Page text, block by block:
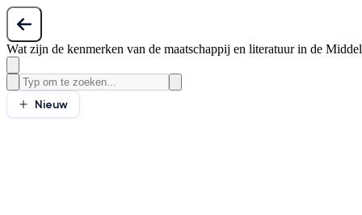
Wat zijn de kenmerken van de maatschappij en literatuur in de
Nieuw